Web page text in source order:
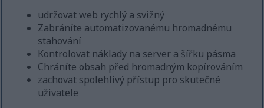
udržovat web rychlý a svižný
Zabráníte automatizovanému hromadnému
stahování
Kontrolovat náklady na server a šířku pásma
Chráníte obsah před hromadným kopírováním
zachovat spolehlivý přístup pro skutečné
uživatele